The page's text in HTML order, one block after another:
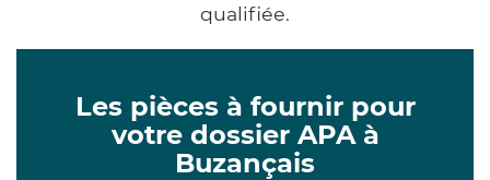
qualifiée.
Les pièces à fournir pour
votre dossier APA à
Buzançais